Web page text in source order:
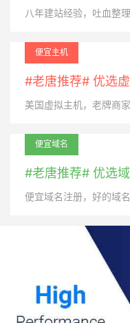
八年建站经验，吐血整
便宜主机
#老唐推荐# 优选
美国虚拟主机，老牌商
便宜域名
#老唐推荐# 优选
便宜域名注册，好的域